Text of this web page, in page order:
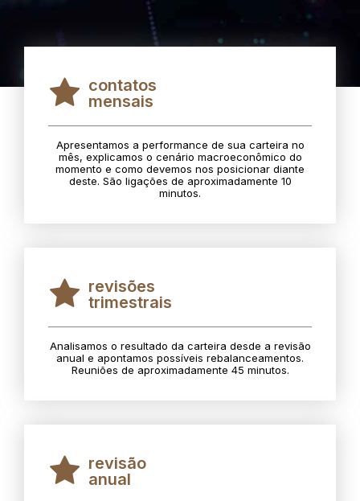
contatos
mensais
Apresentamos a performance de sua carteira no
mês, explicamos o cenário macroeconômico do
momento e como devemos nos posicionar diante
deste. São ligações de aproximadamente 10
minutos.
revisões
trimestrais
Analisamos o resultado da carteira desde a revisão
anual e apontamos possíveis rebalanceamentos.
Reuniões de aproximadamente 45 minutos.
revisão
anual